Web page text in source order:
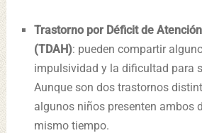
Trastorno por Déficit de
(TDAH): pueden compartir
impulsividad y la dificultad para
Aunque son dos trastornos
algunos niños presenten ambos
mismo tiempo.